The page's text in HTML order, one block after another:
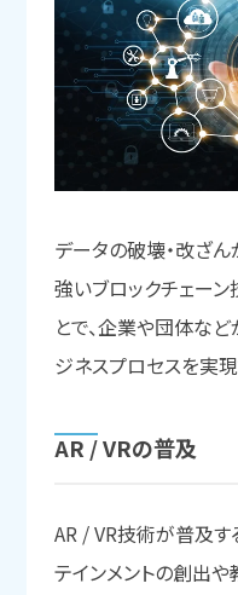
データの破壊・改ざ
強いブロックチェー
とで、企業や団体な
ジネスプロセスを実現
AR / VRの普及
AR / VR技術が普及す
テインメントの創出